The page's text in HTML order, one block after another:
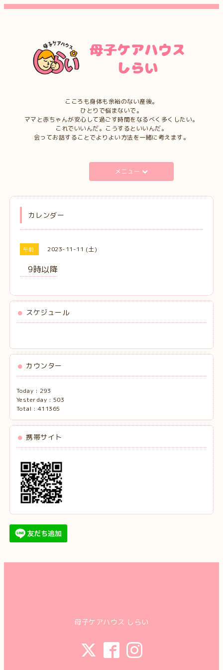
こころも身体も余裕のない産後。
ひとりで悩まないで。
ママと赤ちゃんが安心して過ごす時間をなるべく多くしたい。
これでいいんだ。こうするといいんだ。
会ってお話することでよりよい方法を一緒に考えます。
メニュー
カレンダー
午前 2023-11-11 (土)
9時以降
スケジュール
カウンター
Today : 293
Yesterday : 503
Total : 411365
携帯サイト
母子ケアハウス しらい